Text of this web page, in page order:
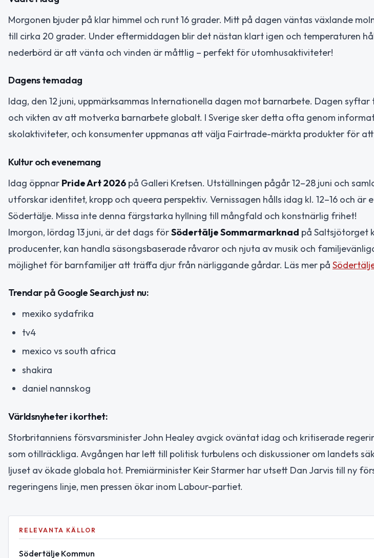
Morgonen bjuder på klar himmel och runt 16 grader. Mitt på dagen väntas växlande
till cirka 20 grader. Under eftermiddagen blir det nästan klart igen och temperaturen
nederbörd är att vänta och vinden är måttlig – perfekt för utomhusaktiviteter!
Dagens temadag
Idag, den 12 juni, uppmärksammas Internationella dagen mot barnarbete. Dagen
och vikten av att motverka barnarbete globalt. I Sverige sker detta ofta genom
skolaktiviteter, och konsumenter uppmanas att välja Fairtrade-märkta produkter för
Kultur och evenemang
Idag öppnar Pride Art 2026 på Galleri Kretsen. Utställningen pågår 12–28 juni och
utforskar identitet, kropp och queera perspektiv. Vernissagen hålls idag kl. 12–16 och
Södertälje. Missa inte denna färgstarka hyllning till mångfald och konstnärlig frihet!
Imorgon, lördag 13 juni, är det dags förSödertälje Sommarmarknad på Saltsjötorget
producenter, kan handla säsongsbaserade råvaror och njuta av musik och
möjlighet för barnfamiljer att träffa djur från närliggande gårdar. Läs mer på
Trendar på Google Search just nu:
mexiko sydafrika
tv4
mexico vs south africa
shakira
daniel nannskog
Världsnyheter i korthet:
Storbritanniens försvarsminister John Healey avgick oväntat idag och kritiserade
som otillräckliga. Avgången har lett till politisk turbulens och diskussioner om landets
ljuset av ökade globala hot. Premiärminister Keir Starmer har utsett Dan Jarvis till ny
regeringens linje, men pressen ökar inom Labour-partiet.
RELEVANTA KÄLLOR
Södertälje Kommun